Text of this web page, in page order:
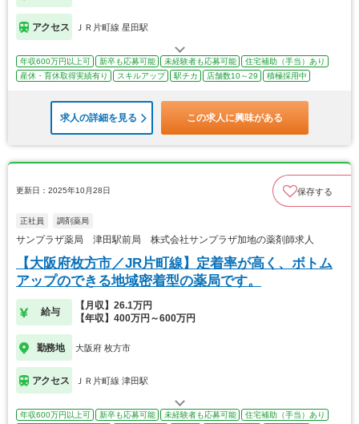
アクセス ＪＲ片町線 星田駅
年収600万円以上可 新卒も応募可能 未経験者も応募可能
住宅補助（手当）あり
産休・育休取得実績有り
スキルアップ 駅チカ 店舗数10～29 積極採用中
求人の詳細を見る この求人に興味がある
更新日：2025年10月28日 保存する
正社員 調剤薬局
サンプラザ薬局 津田駅前局 株式会社サンプラザ加地の薬剤師求人
【大阪府枚方市／JR片町線】定着率が高く、ボトム
アップのできる地域密着型の薬局です。
給与
【月収】26.1万円
【年収】400万円～600万円
勤務地 大阪府 枚方市
アクセス ＪＲ片町線 津田駅
年収600万円以上可 新卒も応募可能 未経験者も応募可能
住宅補助（手当）あり